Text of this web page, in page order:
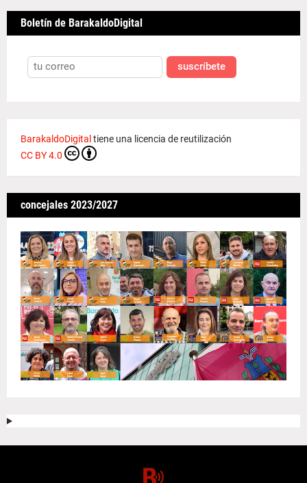
Boletín de BarakaldoDigital
suscríbete
BarakaldoDigitaltiene una licencia de reutilización
CC BY 4.0
concejales 2023/2027